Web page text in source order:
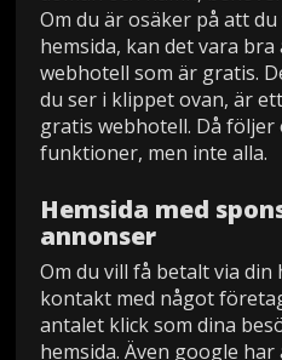
Om du är osäker på att
hemsida, kan det vara
webhotell som är gratis.
du ser i klippet ovan, är
gratis webhotell. Då följer
funktioner, men inte alla.
Hemsida med
annonser
Om du vill få betalt via din
kontakt med något
antalet klick som dina
hemsida. Även google